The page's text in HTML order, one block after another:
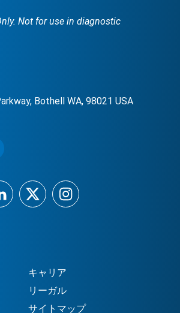
Not for use in diagnostic
キャリア
リーガル
サイトマップ
Bothell WA, 98021 USA
LinkedInTwitterInstagram